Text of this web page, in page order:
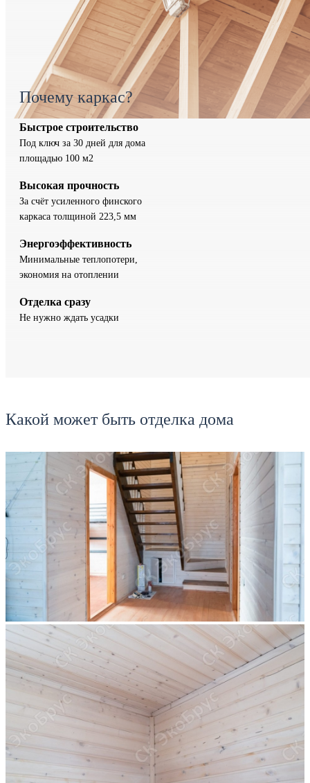
Почему каркас?
Быстрое строительство
Под ключ за 30 дней для дома
площадью 100 м2
Высокая прочность
За счёт усиленного финского
каркаса толщиной 223,5 мм
Энергоэффективность
Минимальные теплопотери,
экономия на отоплении
Отделка сразу
Не нужно ждать усадки
Какой может быть отделка дома